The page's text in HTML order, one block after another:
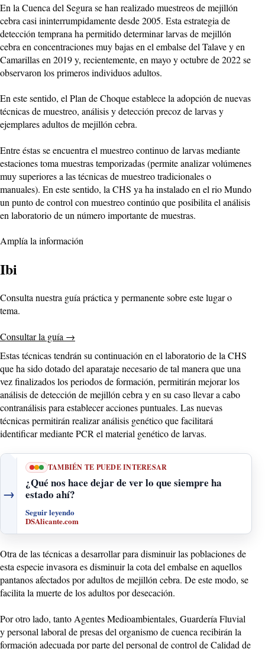
En la Cuenca del Segura se han realizado muestreos de mejillón
cebra casi ininterrumpidamente desde 2005. Esta estrategia de
detección temprana ha permitido determinar larvas de mejillón
cebra en concentraciones muy bajas en el embalse del Talave y en
Camarillas en 2019 y, recientemente, en mayo y octubre de 2022 se
observaron los primeros individuos adultos.
En este sentido, el Plan de Choque establece la adopción de nuevas
técnicas de muestreo, análisis y detección precoz de larvas y
ejemplares adultos de mejillón cebra.
Entre éstas se encuentra el muestreo continuo de larvas mediante
estaciones toma muestras temporizadas (permite analizar volúmenes
muy superiores a las técnicas de muestreo tradicionales o
manuales). En este sentido, la CHS ya ha instalado en el rio Mundo
un punto de control con muestreo continúo que posibilita el análisis
en laboratorio de un número importante de muestras.
Amplía la información
Ibi
Consulta nuestra guía práctica y permanente sobre este lugar o
tema.
Consultar la guía →
Estas técnicas tendrán su continuación en el laboratorio de la CHS
que ha sido dotado del aparataje necesario de tal manera que una
vez finalizados los periodos de formación, permitirán mejorar los
análisis de detección de mejillón cebra y en su caso llevar a cabo
contranálisis para establecer acciones puntuales. Las nuevas
técnicas permitirán realizar análisis genético que facilitará
identificar mediante PCR el material genético de larvas.
→
TAMBIÉN TE PUEDE INTERESAR
¿Qué nos hace dejar de ver lo que siempre ha
estado ahí?
Seguir leyendo
DSAlicante.com
Otra de las técnicas a desarrollar para disminuir las poblaciones de
esta especie invasora es disminuir la cota del embalse en aquellos
pantanos afectados por adultos de mejillón cebra. De este modo, se
facilita la muerte de los adultos por desecación.
Por otro lado, tanto Agentes Medioambientales, Guardería Fluvial
y personal laboral de presas del organismo de cuenca recibirán la
formación adecuada por parte del personal de control de Calidad de